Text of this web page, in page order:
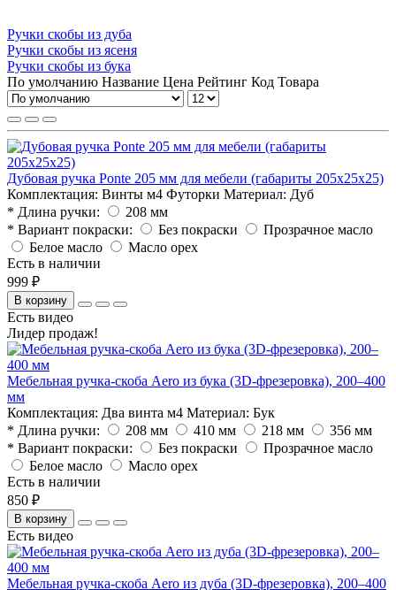
Ручки скобы из дуба
Ручки скобы из ясеня
Ручки скобы из бука
По умолчанию Название Цена Рейтинг Код Товара
Дубовая ручка Ponte 205 мм для мебели (габариты 205x25x25)
Комплектация: Винты м4 Футорки Материал: Дуб
* Длина ручки:
208 мм
* Вариант покраски:
Без покраски
Прозрачное масло
Белое масло
Масло орех
Есть в наличии
999 ₽
В корзину
Есть видео
Лидер продаж!
Мебельная ручка-скоба Aero из бука (3D-фрезеровка), 200–400
мм
Комплектация: Два винта м4 Материал: Бук
* Длина ручки:
208 мм 410 мм 218 мм
356 мм
* Вариант покраски:
Без покраски
Прозрачное масло
Белое масло
Масло орех
Есть в наличии
850 ₽
В корзину
Есть видео
Мебельная ручка-скоба Aero из дуба (3D-фрезеровка), 200–400